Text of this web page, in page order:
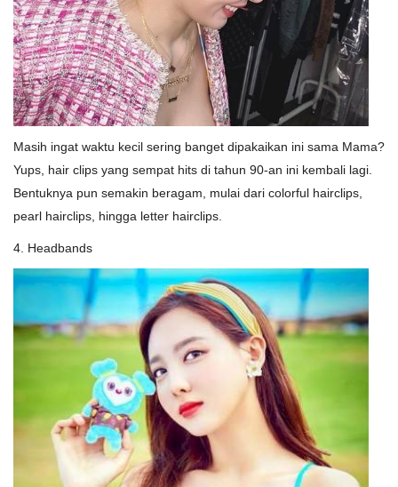
Masih ingat waktu kecil sering banget dipakaikan ini sama Mama?
Yups, hair clips yang sempat hits di tahun 90-an ini kembali lagi.
Bentuknya pun semakin beragam, mulai dari colorful hairclips,
pearl hairclips, hingga letter hairclips.
4. Headbands